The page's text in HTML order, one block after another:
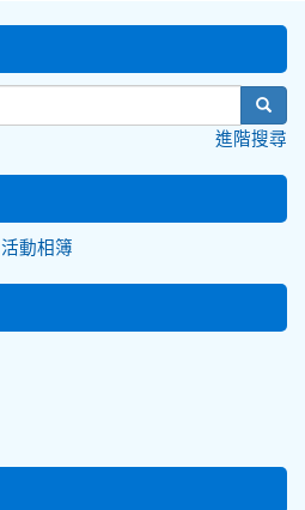
進階搜尋
活動相簿